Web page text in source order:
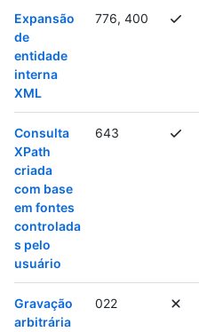
Expansão
de
entidade
interna
XML
776, 400
Consulta
XPath
criada
com base
em fontes
controlada
s pelo
usuário
643
Gravação
arbitrária
022